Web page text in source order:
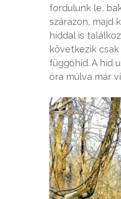
fordulunk le,
szárazon, majd
híddal is
következik
függőhíd. A híd
óra múlva már